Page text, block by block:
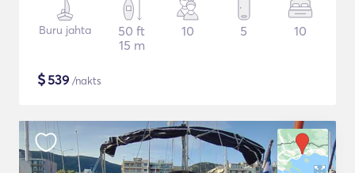
Buru jahta
50 ft
15 m
10 5 10
$539 /nakts